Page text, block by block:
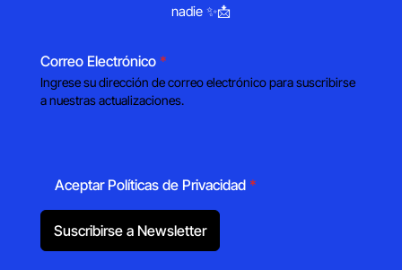
nadie ✨📩
Correo Electrónico *
Ingrese su dirección de correo electrónico para suscribirse
a nuestras actualizaciones.
Aceptar Políticas de Privacidad *
Suscribirse a Newsletter